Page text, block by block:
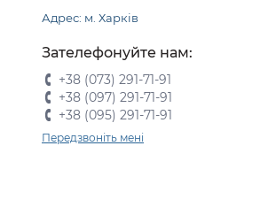
Адрес: м. Харків
Зателефонуйте нам:
+38 (073) 291-71-91
+38 (097) 291-71-91
+38 (095) 291-71-91
Передзвоніть мені